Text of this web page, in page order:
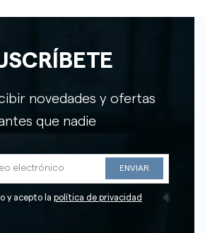
novedades y ofertas
que nadie
y acepto la política de privacidad